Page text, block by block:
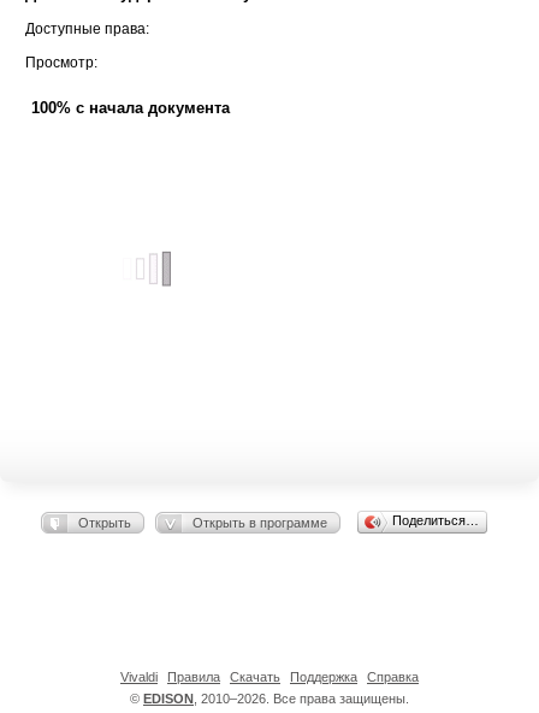
Доступные права:
Просмотр:
100% с начала документа
Открыть Открыть в программе Поделиться…
© EDISON , 2010–2026. Все права защищены.
Vivaldi Правила Скачать Поддержка Справка